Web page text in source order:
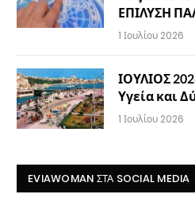
ΕΠΙΛΥΣΗ
1 Ιουλίου 2026
ΙΟΥΛΙΟΣ
Υγεία και
1 Ιουλίου 2026
EVIAWOMAN ΣΤΑ SOCIAL MEDIA